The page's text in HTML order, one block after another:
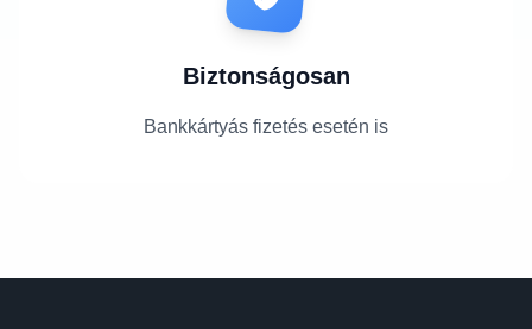
Biztonságosan
Bankkártyás fizetés esetén is